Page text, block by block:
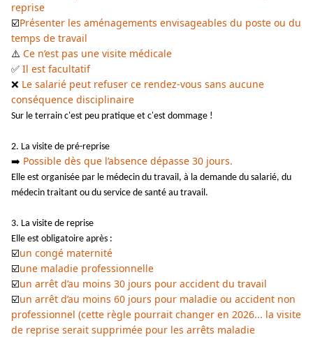
reprise
☑️Présenter les aménagements envisageables du poste ou du
temps de travail
⚠️ Ce n’est pas une visite médicale
✅ Il est facultatif
❌ Le salarié peut refuser ce rendez-vous sans aucune
conséquence disciplinaire
Sur le terrain c'est peu pratique et c'est dommage !
2. La visite de pré-reprise
➡️ Possible dès que l’absence dépasse 30 jours.
Elle est organisée par le médecin du travail, à la demande du salarié, du
médecin traitant ou du service de santé au travail.
3. La visite de reprise
Elle est obligatoire après :
☑️un congé maternité
☑️une maladie professionnelle
☑️un arrêt d’au moins 30 jours pour accident du travail
☑️un arrêt d’au moins 60 jours pour maladie ou accident non
professionnel (cette règle pourrait changer en 2026... la visite
de reprise serait supprimée pour les arrêts maladie